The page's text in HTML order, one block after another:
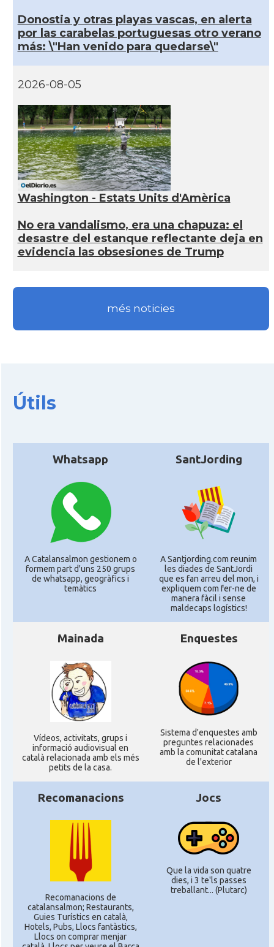
Donostia y otras playas vascas, en alerta
por las carabelas portuguesas otro verano
más: \"Han venido para quedarse\"
2026-08-05
Washington - Estats Units d'Amèrica
No era vandalismo, era una chapuza: el
desastre del estanque reflectante deja en
evidencia las obsesiones de Trump
més noticies
Útils
Whatsapp
A Catalansalmon gestionem o
formem part d'uns 250 grups
de whatsapp, geogràfics i
temàtics
SantJording
A Santjording.com reunim
les diades de SantJordi
que es fan arreu del mon, i
expliquem com fer-ne de
manera fàcil i sense
maldecaps logí­stics!
Mainada
Ví­deos, activitats, grups i
informació audiovisual en
català relacionada amb els més
petits de la casa.
Enquestes
Sistema d'enquestes amb
preguntes relacionades
amb la comunitat catalana
de l'exterior
Recomanacions
Recomanacions de
catalansalmon; Restaurants,
Guies Turístics en català,
Hotels, Pubs, Llocs fantàstics,
Llocs on comprar menjar
Jocs
Que la vida son quatre
dies, i 3 te'ls passes
treballant... (Plutarc)